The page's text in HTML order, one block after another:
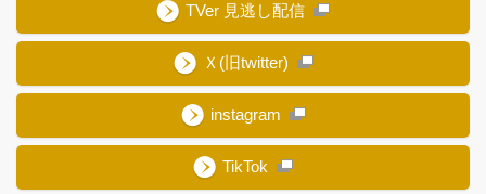
TVer 見逃し配信
Ｘ(旧twitter)
instagram
TikTok